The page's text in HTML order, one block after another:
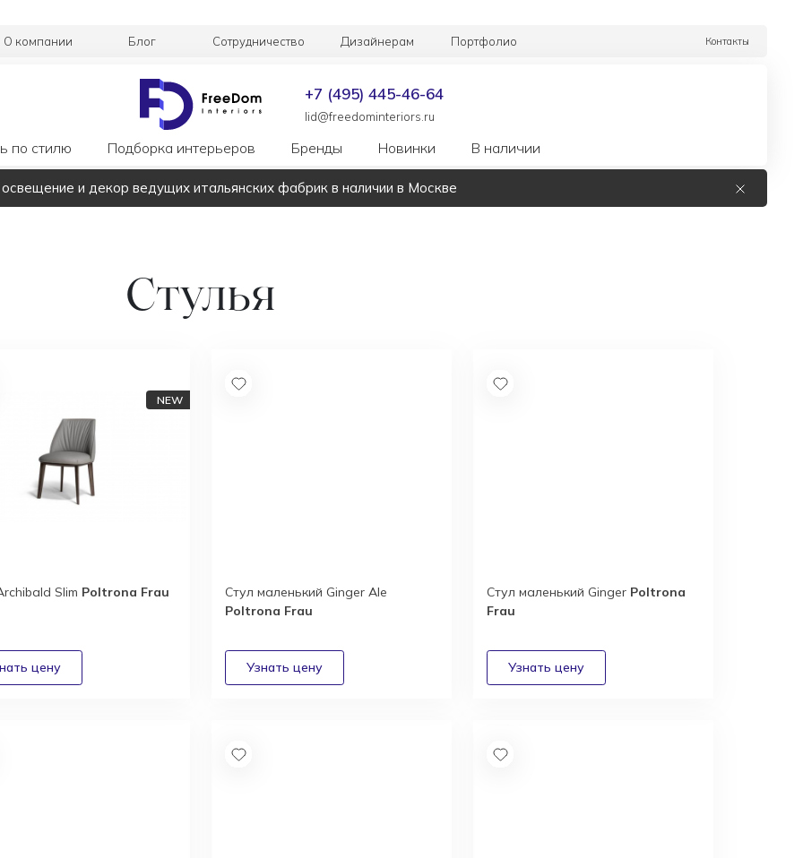
О компании Блог Сотрудничество Дизайнерам Портфолио Контакты
+7 (495) 445-46-64
lid@freedominteriors.ru
по стилю Подборка интерьеров Бренды Новинки В наличии
и декор ведущих итальянских фабрик в наличии в Москве
Стулья
Slim Poltrona Frau
Стул маленький Ginger Ale
Poltrona Frau
Стул маленький Ginger Poltrona
Frau